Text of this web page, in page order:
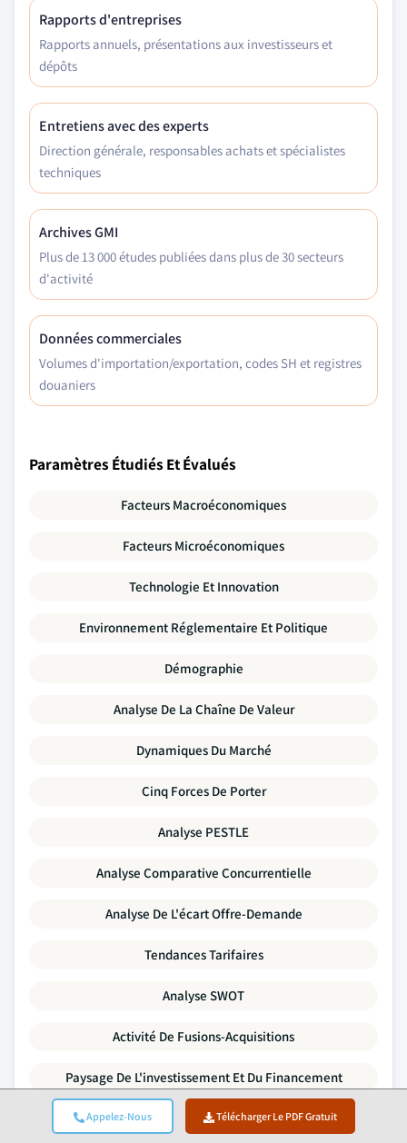
Appelez-Nous Télécharger Le PDF Gratuit
Rapports d'entreprises
Rapports annuels, présentations aux investisseurs et
dépôts
Entretiens avec des experts
Direction générale, responsables achats et spécialistes
techniques
Archives GMI
Plus de 13 000 études publiées dans plus de 30 secteurs
d'activité
Données commerciales
Volumes d'importation/exportation, codes SH et registres
douaniers
Paramètres Étudiés Et Évalués
Facteurs Macroéconomiques
Facteurs Microéconomiques
Technologie Et Innovation
Environnement Réglementaire Et Politique
Démographie
Analyse De La Chaîne De Valeur
Dynamiques Du Marché
Cinq Forces De Porter
Analyse PESTLE
Analyse Comparative Concurrentielle
Analyse De L'écart Offre-Demande
Tendances Tarifaires
Analyse SWOT
Activité De Fusions-Acquisitions
Paysage De L'investissement Et Du Financement
Profils D'entreprises